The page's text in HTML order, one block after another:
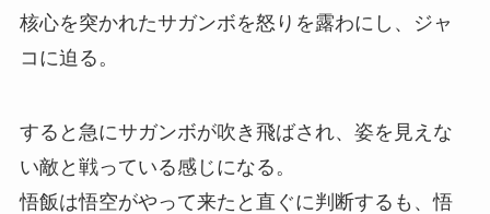
核心を突かれたサガンボを怒りを露わにし、ジャ
コに迫る。
すると急にサガンボが吹き飛ばされ、姿を見えな
い敵と戦っている感じになる。
悟飯は悟空がやって来たと直ぐに判断するも、悟